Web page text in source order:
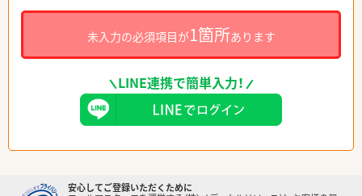
未入力の必須項目が1箇所あります
LINE連携で簡単入力！
安心してご登録いただくために